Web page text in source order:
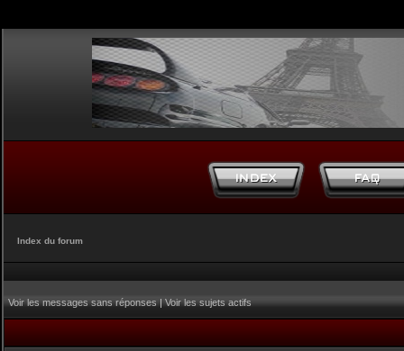
Index du forum
Voir les messages sans réponses|Voir les sujets actifs